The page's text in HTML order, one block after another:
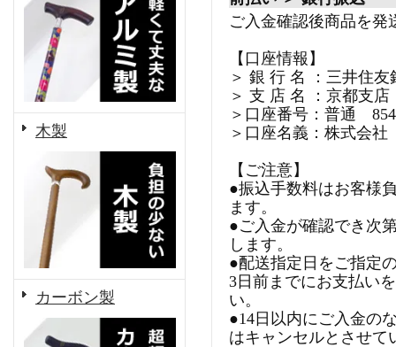
木製
カーボン製
ご入金確認後商品を発
【口座情報】
＞ 銀 行 名 ：三井住友
＞ 支 店 名 ：京都支店
＞口座番号：普通
＞口座名義：株式会
【ご注意】
●振込手数料はお客様
ます。
●ご入金が確認でき次
します。
●配送指定日をご指定
3日前までにお支払い
い。
●14日以内にご入金の
はキャンセルとさせて